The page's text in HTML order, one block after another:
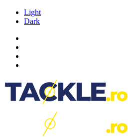
Light
Dark